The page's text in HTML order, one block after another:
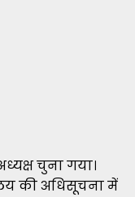
चुना गया।
की अधिसूचना में